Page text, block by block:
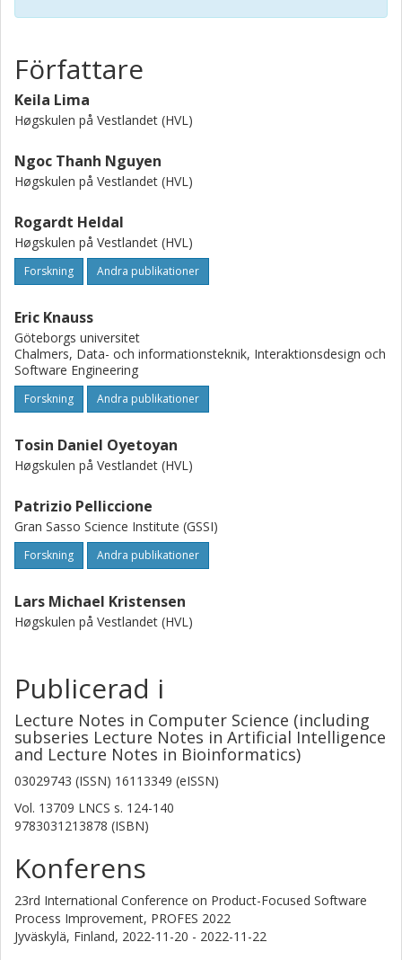
Författare
Keila Lima
Høgskulen på Vestlandet (HVL)
Ngoc Thanh Nguyen
Høgskulen på Vestlandet (HVL)
Rogardt Heldal
Høgskulen på Vestlandet (HVL)
Forskning Andra publikationer
Eric Knauss
Göteborgs universitet
Chalmers, Data- och informationsteknik, Interaktionsdesign och
Software Engineering
Forskning Andra publikationer
Tosin Daniel Oyetoyan
Høgskulen på Vestlandet (HVL)
Patrizio Pelliccione
Gran Sasso Science Institute (GSSI)
Forskning Andra publikationer
Lars Michael Kristensen
Høgskulen på Vestlandet (HVL)
Publicerad i
Lecture Notes in Computer Science (including
subseries Lecture Notes in Artificial Intelligence
and Lecture Notes in Bioinformatics)
03029743 (ISSN) 16113349 (eISSN)
Vol. 13709 LNCS s. 124-140
9783031213878 (ISBN)
Konferens
23rd International Conference on Product-Focused Software
Process Improvement, PROFES 2022
Jyväskylä, Finland, 2022-11-20 - 2022-11-22